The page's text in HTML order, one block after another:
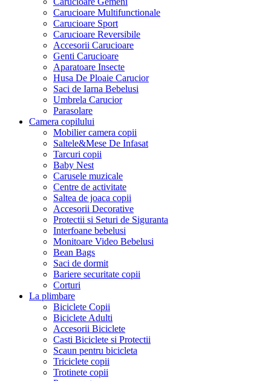
Carucioare Multifunctionale
Carucioare Sport
Carucioare Reversibile
Accesorii Carucioare
Genti Carucioare
Aparatoare Insecte
Husa De Ploaie Carucior
Saci de Iarna Bebelusi
Umbrela Carucior
Parasolare
Camera copilului
Mobilier camera copii
Saltele&Mese De Infasat
Tarcuri copii
Baby Nest
Carusele muzicale
Centre de activitate
Saltea de joaca copii
Accesorii Decorative
Protectii si Seturi de Siguranta
Interfoane bebelusi
Monitoare Video Bebelusi
Bean Bags
Saci de dormit
Bariere securitate copii
Corturi
La plimbare
Biciclete Copii
Biciclete Adulti
Accesorii Biciclete
Casti Biciclete si Protectii
Scaun pentru bicicleta
Triciclete copii
Trotinete copii